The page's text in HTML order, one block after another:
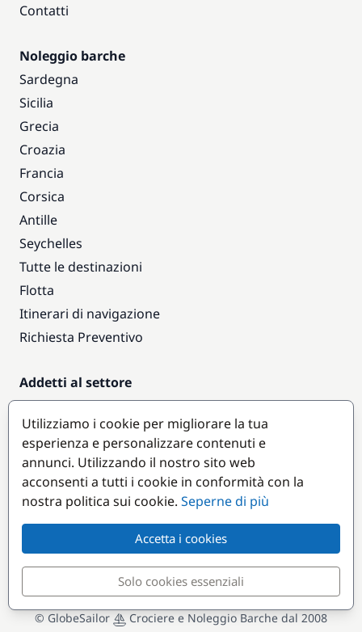
Contatti
Noleggio barche
Sardegna
Sicilia
Grecia
Croazia
Francia
Corsica
Antille
Seychelles
Tutte le destinazioni
Flotta
Itinerari di navigazione
Richiesta Preventivo
Addetti al settore
Accesso armatori
Diventare partner
Destinazioni popolari
© GlobeSailor Crociere e Noleggio Barche dal 2008
Utilizziamo i cookie per migliorare la tua
esperienza e personalizzare contenuti e
annunci. Utilizzando il nostro sito web
acconsenti a tutti i cookie in conformità con la
nostra politica sui cookie. Seperne di più
Accetta i cookies
Solo cookies essenziali